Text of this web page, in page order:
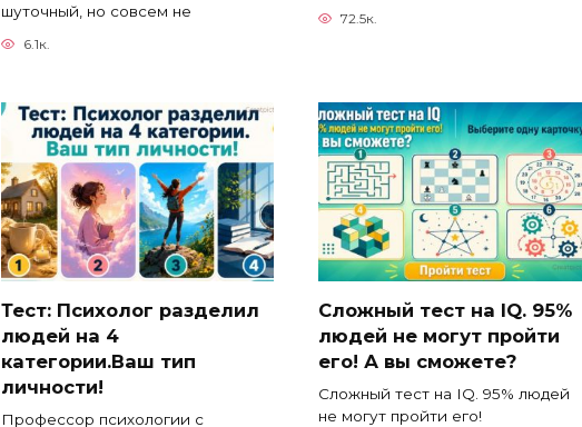
шуточный, но совсем не
6.1к.
72.5к.
Тест: Психолог разделил
людей на 4
категории.Ваш тип
личности!
Профессор психологии с
Сложный тест на IQ. 95%
людей не могут пройти
его! А вы сможете?
Сложный тест на IQ. 95% людей
не могут пройти его!